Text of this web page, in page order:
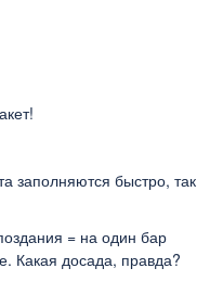
заполняются быстро, так
= на один бар
Какая досада, правда?